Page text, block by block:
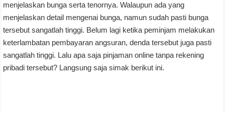
menjelaskan bunga serta tenornya. Walaupun ada yang
menjelaskan detail mengenai bunga, namun sudah pasti bunga
tersebut sangatlah tinggi. Belum lagi ketika peminjam melakukan
keterlambatan pembayaran angsuran, denda tersebut juga pasti
sangatlah tinggi. Lalu apa saja pinjaman online tanpa rekening
pribadi tersebut? Langsung saja simak berikut ini.